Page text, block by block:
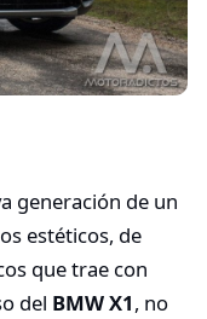
generación de un
estéticos, de
que trae con
del BMW X1, no